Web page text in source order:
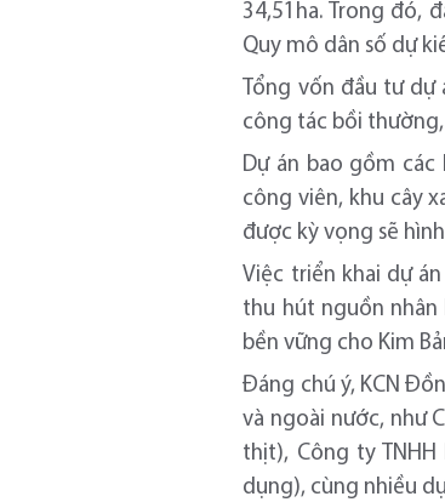
34,51ha. Trong đó,
Quy mô dân số dự
Tổng vốn đầu tư
công tác bồi
Dự án bao gồm
công viên, khu cây
được kỳ vọng sẽ
Việc triển khai dự
thu hút nguồn
bền vững cho Kim
Đáng chú ý, KCN
và ngoài nước, như
thịt), Công ty TNHH
dụng), cùng nhiều